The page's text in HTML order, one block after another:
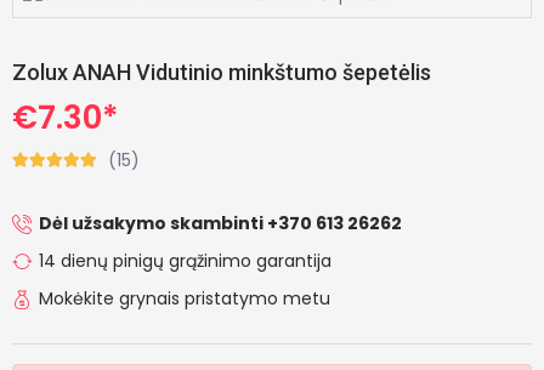
Zolux ANAH Vidutinio minkštumo šepetėlis
€7.30*
(15)
Dėl užsakymo skambinti +370 613 26262
14 dienų pinigų grąžinimo garantija
Mokėkite grynais pristatymo metu